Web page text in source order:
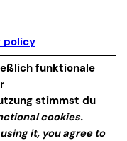
policy
funktionale
stimmst du
cookies.
it, you agree to